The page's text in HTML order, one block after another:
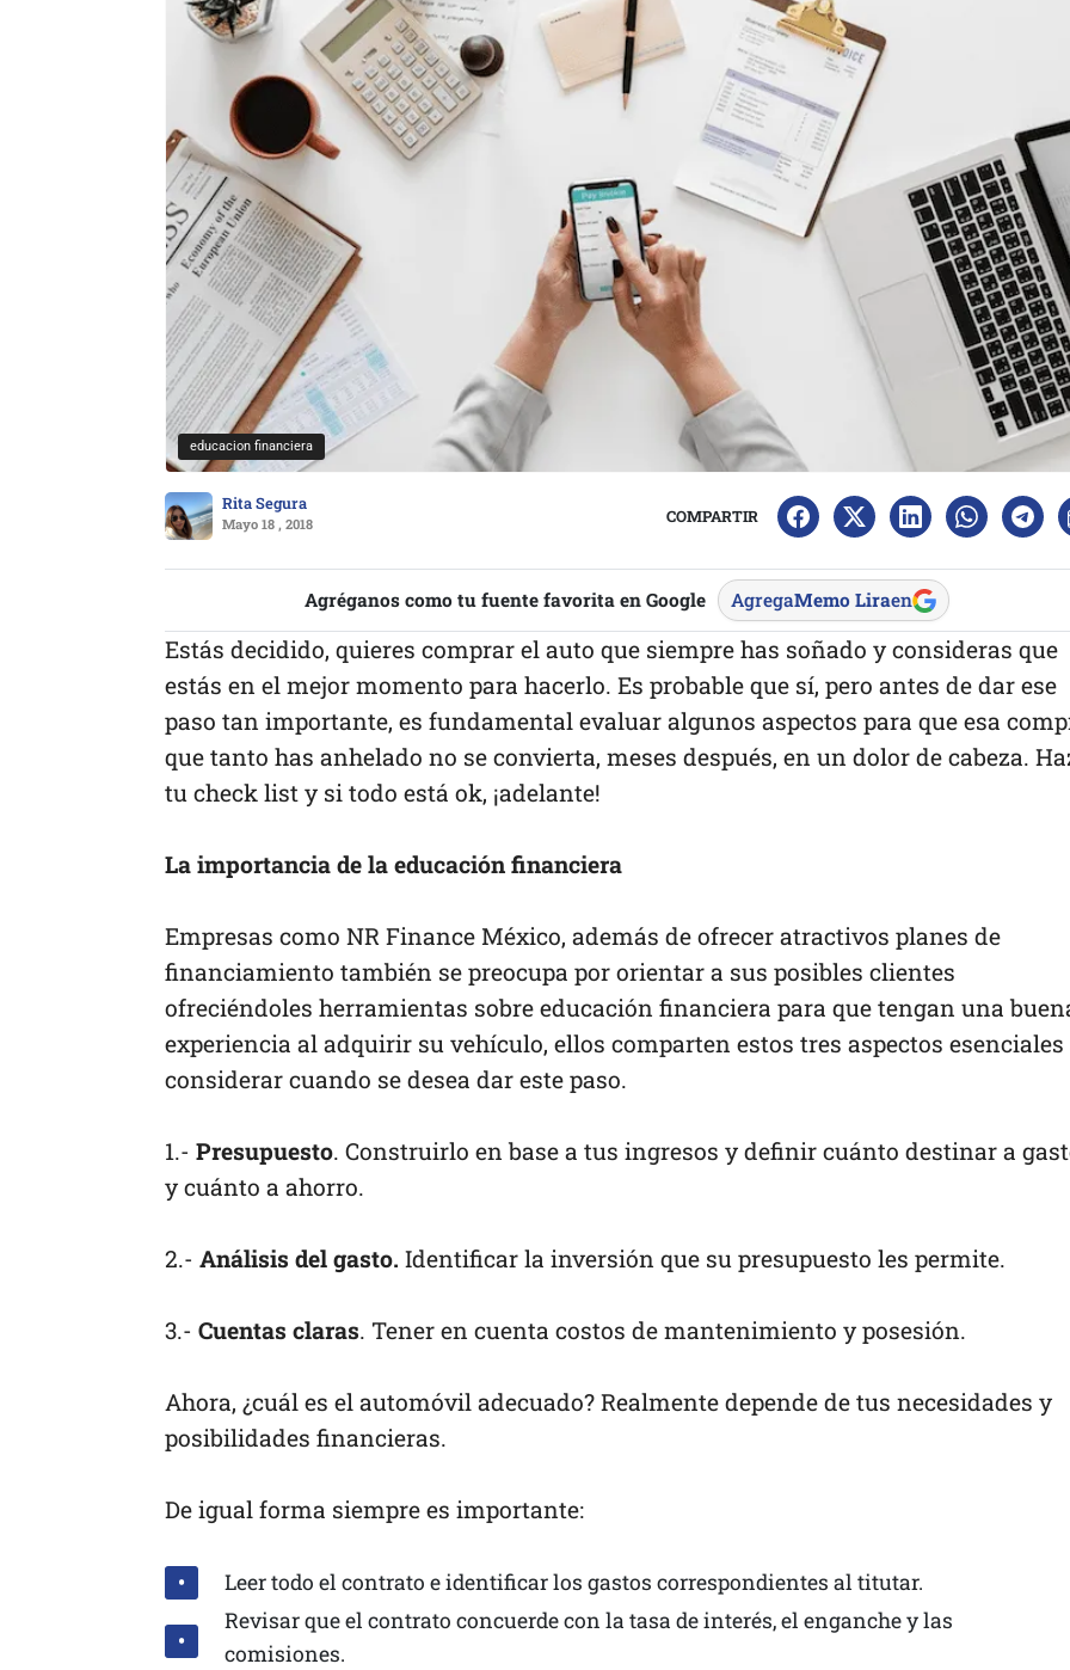
educacion financiera
Rita Segura
Mayo 18 , 2018 COMPARTIR
Agréganos como tu fuente favorita en Google AgregaMemo Liraen
Estás decidido, quieres comprar el auto que siempre has soñado y consideras que
estás en el mejor momento para hacerlo. Es probable que sí, pero antes de dar ese
paso tan importante, es fundamental evaluar algunos aspectos para que esa
que tanto has anhelado no se convierta, meses después, en un dolor de cabeza.
tu check list y si todo está ok, ¡adelante!
La importancia de la educación financiera
Empresas como NR Finance México, además de ofrecer atractivos planes de
financiamiento también se preocupa por orientar a sus posibles clientes
ofreciéndoles herramientas sobre educación financiera para que tengan una
experiencia al adquirir su vehículo, ellos comparten estos tres aspectos esenciales
considerar cuando se desea dar este paso.
1.- Presupuesto. Construirlo en base a tus ingresos y definir cuánto destinar a
y cuánto a ahorro.
2.- Análisis del gasto. Identificar la inversión que su presupuesto les permite.
3.- Cuentas claras. Tener en cuenta costos de mantenimiento y posesión.
Ahora, ¿cuál es el automóvil adecuado? Realmente depende de tus necesidades y
posibilidades financieras.
De igual forma siempre es importante:
Leer todo el contrato e identificar los gastos correspondientes al titutar.
Revisar que el contrato concuerde con la tasa de interés, el enganche y las
comisiones.